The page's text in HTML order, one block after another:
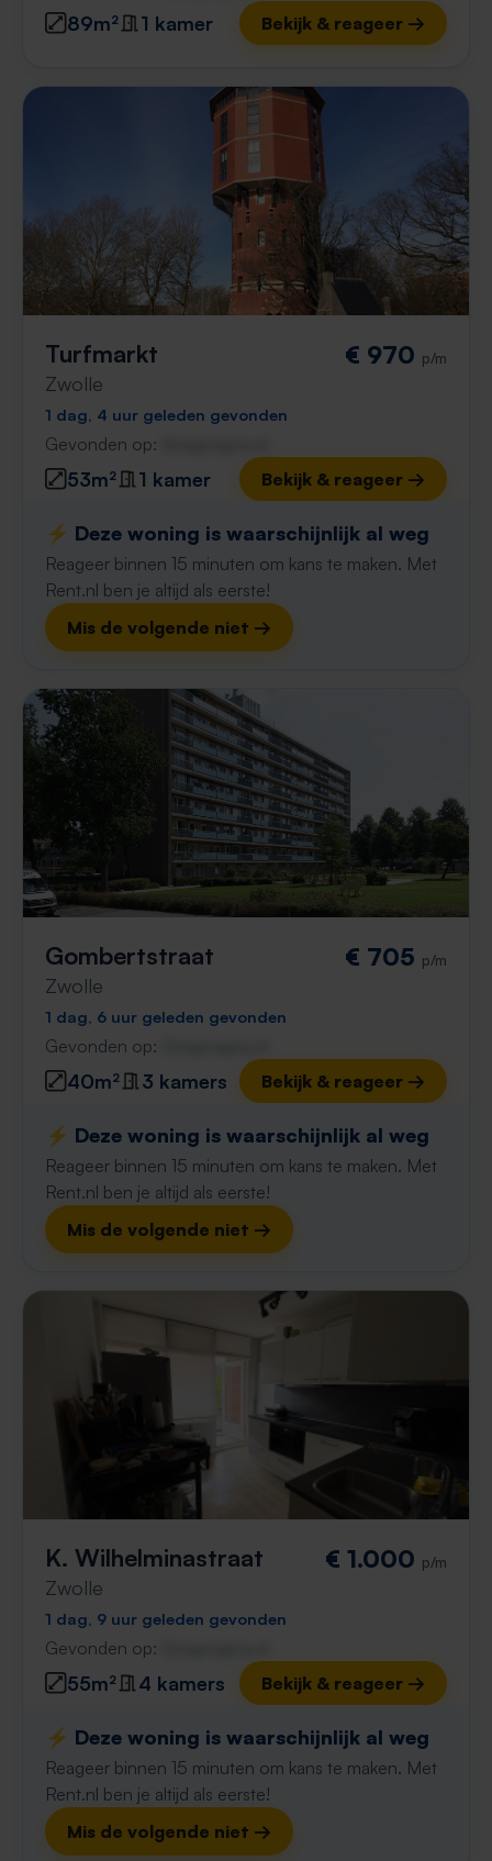
89m² 1 kamer Bekijk & reageer →
Turfmarkt
Zwolle
€ 970 p/m
1 dag, 4 uur geleden gevonden
Gevonden op:
53m² 1 kamer Bekijk & reageer →
⚡️ Deze woning is waarschijnlijk al weg
Reageer binnen 15 minuten om kans te maken. Met
Rent.nl ben je altijd als eerste!
Mis de volgende niet →
Gombertstraat
Zwolle
€ 705 p/m
1 dag, 6 uur geleden gevonden
Gevonden op:
40m² 3 kamers Bekijk & reageer →
⚡️ Deze woning is waarschijnlijk al weg
Reageer binnen 15 minuten om kans te maken. Met
Rent.nl ben je altijd als eerste!
Mis de volgende niet →
K. Wilhelminastraat
Zwolle
€ 1.000 p/m
1 dag, 9 uur geleden gevonden
Gevonden op:
55m² 4 kamers Bekijk & reageer →
⚡️ Deze woning is waarschijnlijk al weg
Reageer binnen 15 minuten om kans te maken. Met
Rent.nl ben je altijd als eerste!
Mis de volgende niet →